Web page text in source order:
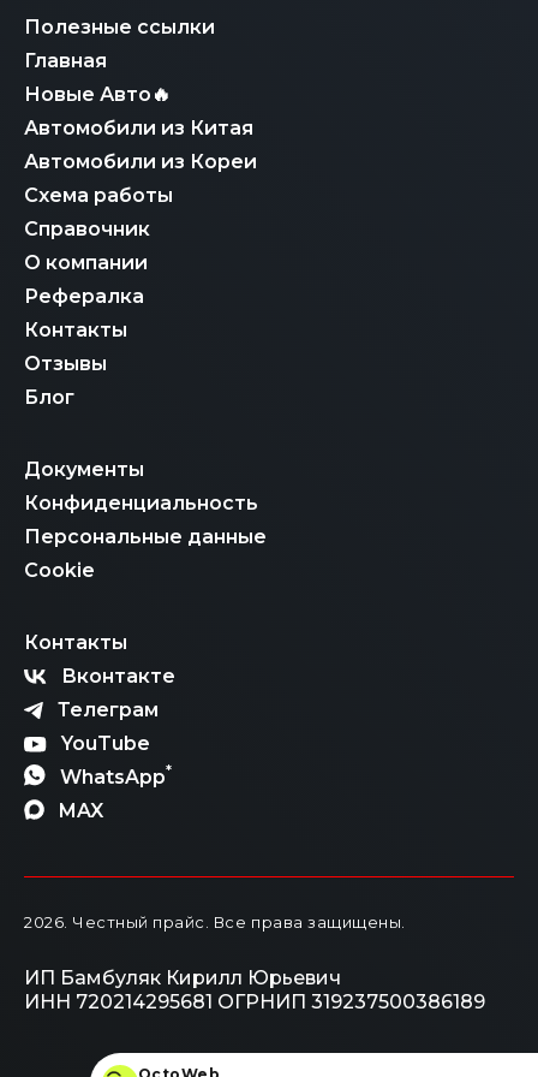
Полезные ссылки
Главная
Новые Авто🔥
Автомобили из Китая
Автомобили из Кореи
Схема работы
Справочник
О компании
Рефералка
Контакты
Отзывы
Блог
Документы
Конфиденциальность
Персональные данные
Cookie
Контакты
Вконтакте
Телеграм
YouTube
WhatsApp*
MAX
2026 . Честный прайс. Все права защищены.
ИП Бамбуляк Кирилл Юрьевич
ИНН 720214295681 ОГРНИП 319237500386189